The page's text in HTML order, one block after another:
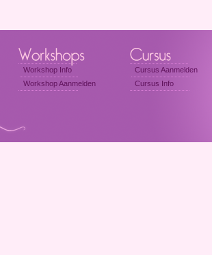
Workshop Info
Workshop Aanmelden
Cursus Aanmelden
Cursus Info